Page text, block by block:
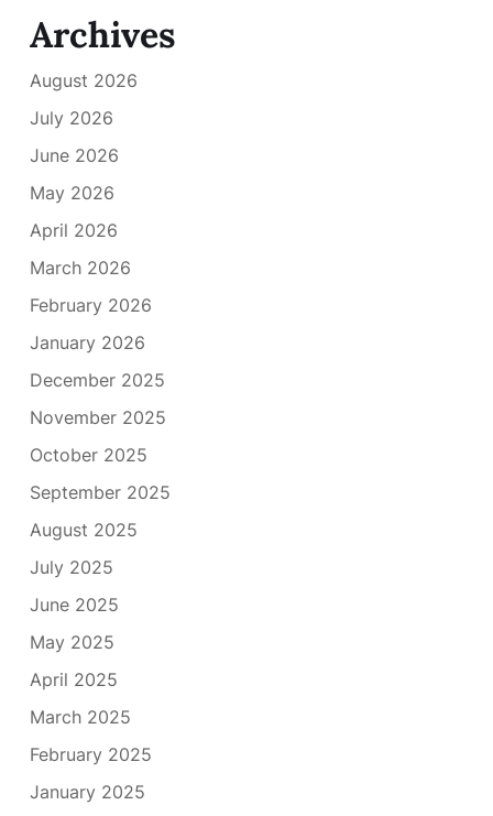
Archives
August 2026
July 2026
June 2026
May 2026
April 2026
March 2026
February 2026
January 2026
December 2025
November 2025
October 2025
September 2025
August 2025
July 2025
June 2025
May 2025
April 2025
March 2025
February 2025
January 2025